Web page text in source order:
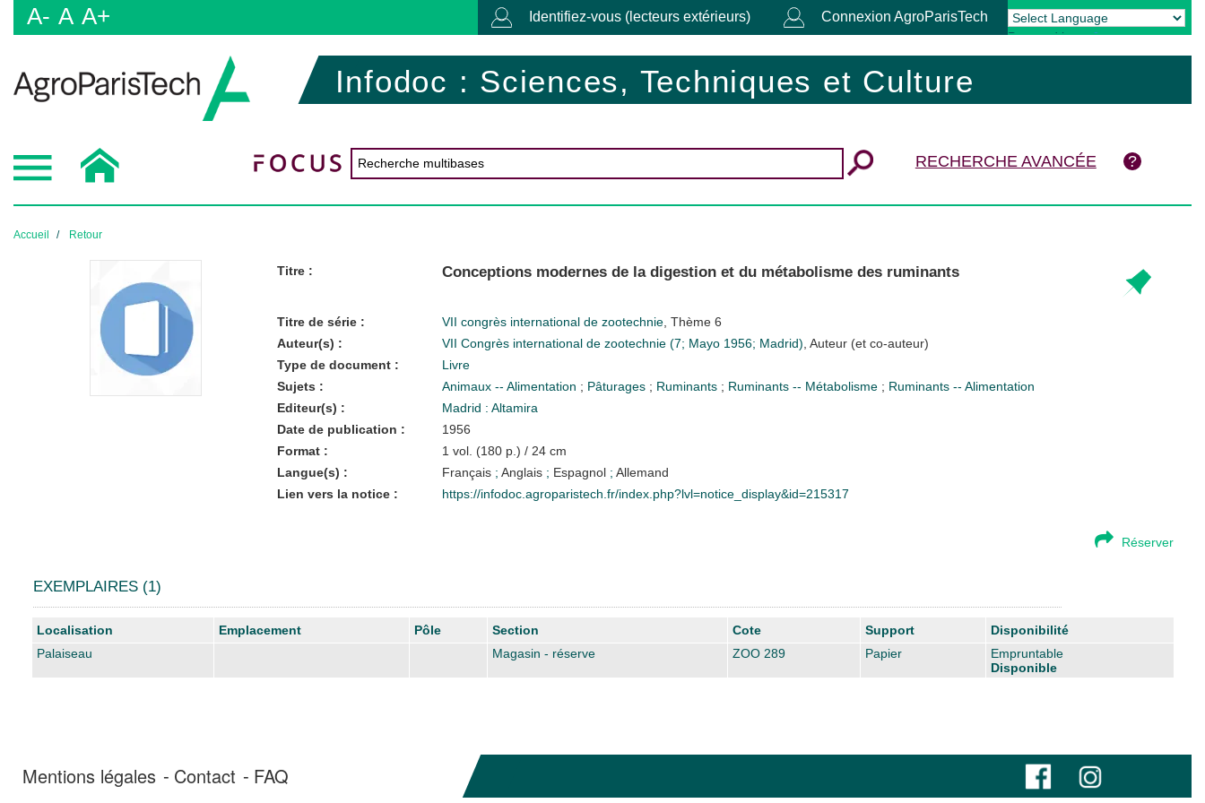
A- A A+ Identifiez-vous (lecteurs extérieurs) Connexion AgroParisTech
Powered by Translate
Infodoc : Sciences, Techniques et Culture
RECHERCHE AVANCÉE
Accueil Retour
Titre : Conceptions modernes de la digestion et du métabolisme des ruminants
Titre de série : VII congrès international de zootechnie, Thème 6
Auteur(s) :
VII Congrès international de zootechnie (7; Mayo 1956; Madrid) , Auteur (et co-auteur)
Type de document :
Livre
Sujets :
Animaux -- Alimentation ; Pâturages ; Ruminants ; Ruminants -- Métabolisme ; Ruminants -- Alimentation
Editeur(s) :
Madrid : Altamira
Date de publication :
1956
Format :
1 vol. (180 p.) / 24 cm
Langue(s) :
Français; Anglais; Espagnol; Allemand
Lien vers la notice :
https://infodoc.agroparistech.fr/index.php?lvl=notice_display&id=215317
Réserver
EXEMPLAIRES (1)
Liste des exemplaires
Localisation Emplacement Pôle Section Cote Support
Disponibilité
Palaiseau
Magasin - réserve ZOO 289 Papier
Empruntable
Disponible
Mentions légales Contact FAQ